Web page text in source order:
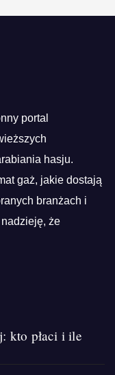
portal
hasju.
gaż, jakie dostają
branżach i
że
kto płaci i ile